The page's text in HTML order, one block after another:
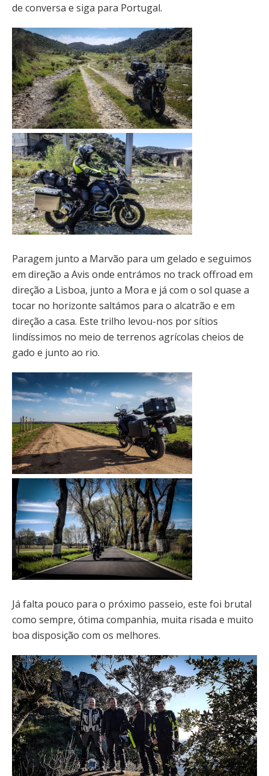
de conversa e siga para Portugal.
Paragem junto a Marvão para um gelado e seguimos
em direção a Avis onde entrámos no track offroad em
direção a Lisboa, junto a Mora e já com o sol quase a
tocar no horizonte saltámos para o alcatrão e em
direção a casa. Este trilho levou-nos por sítios
lindíssimos no meio de terrenos agrícolas cheios de
gado e junto ao rio.
Já falta pouco para o próximo passeio, este foi brutal
como sempre, ótima companhia, muita risada e muito
boa disposição com os melhores.